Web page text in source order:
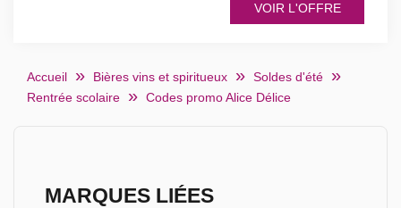
VOIR L'OFFRE
Accueil Bières vins et spiritueux
Soldes d'été
Rentrée scolaire
Codes promo Alice Délice
MARQUES LIÉES